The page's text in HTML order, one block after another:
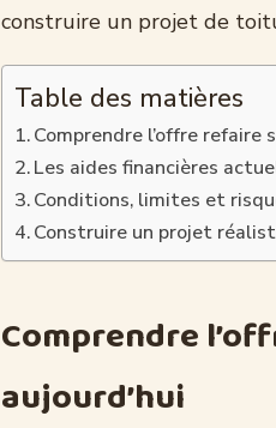
construire un projet de
Table des matières
Comprendre l’offre refaire
Les aides financières
Conditions, limites et
Construire un projet
Comprendre
aujourd’hui